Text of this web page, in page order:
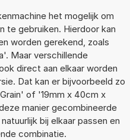
het mogelijk om
te gebruiken. Hierdoor kan
worden gerekend, zoals
Maar verschillende
direct aan elkaar worden
Dat kan er bijvoorbeeld zo
of '19mm x 40cm x
manier gecombineerde
bij elkaar passen en
combinatie.